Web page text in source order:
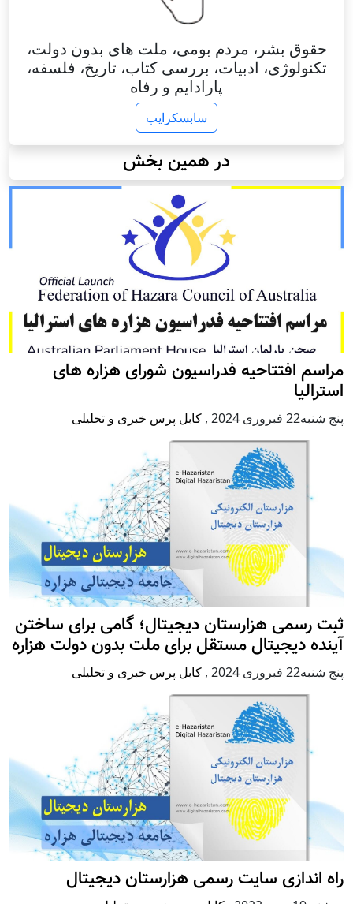
بشر، مردم بومی، ملت های بدون دولت،
ادبیات، بررسی کتاب، تاریخ، فلسفه،
پارادایم و رفاه
سابسکرایب
در همین بخش
افتتاحیه فدراسیون شورای هزاره های
2024
,کابل پرس خبری و تحلیلی
هزارستان دیجیتال؛ گامی برای ساختن
دیجیتال مستقل برای ملت بدون دولت هزاره
2024
,کابل پرس خبری و تحلیلی
سایت رسمی هزارستان دیجیتال